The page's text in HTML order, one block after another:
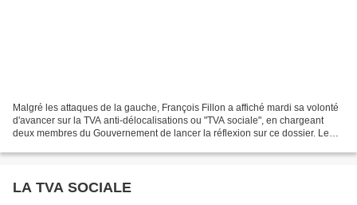
Malgré les attaques de la gauche, François Fillon a affiché mardi sa volonté
d'avancer sur la TVA anti-délocalisations ou "TVA sociale", en chargeant
deux membres du Gouvernement de lancer la réflexion sur ce dossier. Le
LA TVA SOCIALE